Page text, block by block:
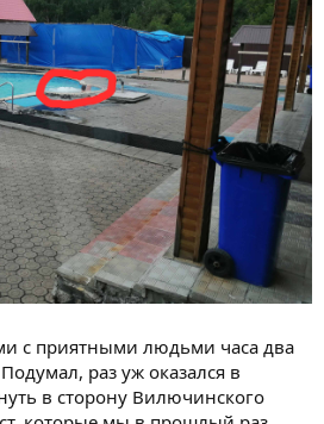
с приятными людьми часа два
раз уж оказался в
в сторону Вилючинского